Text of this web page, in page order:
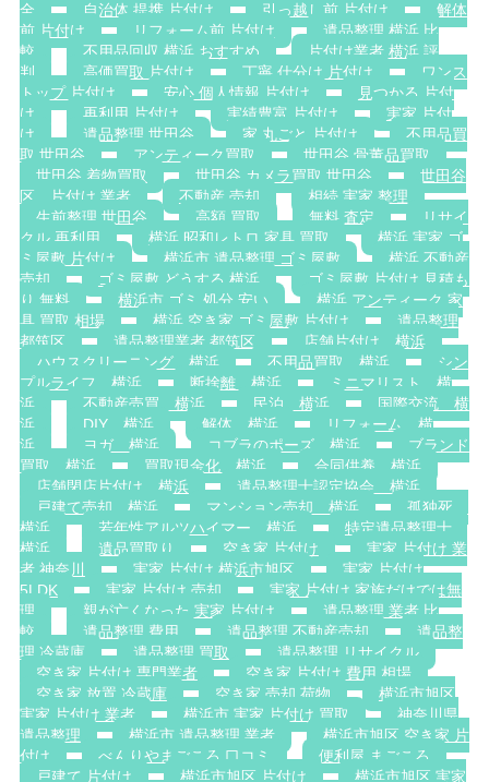
全
自治体 提携 片付け 引っ越し前 片付け
解体
前 片付け
リフォーム前 片付け
遺品整理 横浜 比
較
不用品回収 横浜 おすすめ
片付け業者 横浜 評
判
高価買取 片付け 丁寧 仕分け 片付け
ワンス
トップ 片付け
安心 個人情報 片付け
見つかる 片付
け
再利用 片付け 実績豊富 片付け
実家 片付
け
遺品整理 世田谷 家 丸ごと 片付け
不用品買
取 世田谷
アンティーク買取
世田谷 骨董品買取
世田谷 着物買取
世田谷 カメラ買取 世田谷
世田谷
区 片付け 業者
不動産 売却
相続 実家 整理
生前整理 世田谷
高額 買取 無料 査定
リサイ
クル 再利用
横浜 昭和レトロ 家具 買取
横浜 実家 ゴ
ミ屋敷 片付け
横浜市 遺品整理 ゴミ屋敷
横浜 不動産
売却
ゴミ屋敷 どうする 横浜
ゴミ屋敷 片付け 見積も
り 無料
横浜市 ゴミ 処分 安い
横浜 アンティーク 家
具 買取 相場
横浜 空き家 ゴミ屋敷 片付け
遺品整理
都筑区
遺品整理業者 都筑区
店舗片付け 横浜
ハウスクリーニング 横浜
不用品買取 横浜
シン
プルライフ 横浜
断捨離 横浜
ミニマリスト 横
浜
不動産売買 横浜 民泊 横浜
国際交流 横
浜
DIY 横浜 解体 横浜
リフォーム 横
浜
ヨガ 横浜 コブラのポーズ 横浜
ブランド
買取 横浜
買取現金化 横浜
合同供養 横浜
店舗閉店片付け 横浜
遺品整理士認定協会 横浜
戸建て売却 横浜
マンション売却 横浜
孤独死
横浜
若年性アルツハイマー 横浜
特定遺品整理士
横浜
遺品買取り 空き家 片付け
実家 片付け 業
者 神奈川
実家 片付け 横浜市旭区
実家 片付け
5LDK
実家 片付け 売却
実家 片付け 家族だけでは無
理
親が亡くなった 実家 片付け
遺品整理 業者 比
較
遺品整理 費用 遺品整理 不動産売却
遺品整
理 冷蔵庫
遺品整理 買取
遺品整理 リサイクル
空き家 片付け 専門業者
空き家 片付け 費用 相場
空き家 放置 冷蔵庫
空き家 売却 荷物
横浜市旭区
実家 片付け 業者
横浜市 実家 片付け 買取
神奈川県
遺品整理
横浜市 遺品整理 業者
横浜市旭区 空き家 片
付け
べんりやまごころ 口コミ
便利屋 まごころ
戸建て 片付け
横浜市旭区 片付け 横浜市旭区 実家